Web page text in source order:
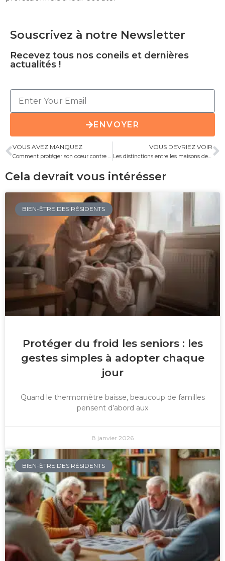
Souscrivez à notre Newsletter
Recevez tous nos coneils et dernières
actualités !
ENVOYER
VOUS AVEZ MANQUEZ
Comment protéger son cœur contre les maladies cardiovasculaires
VOUS DEVRIEZ VOIR
Les distinctions entre les maisons de retraite, les Ehpad et les Mapad
Cela devrait vous intérésser
BIEN-ÊTRE DES RÉSIDENTS
Protéger du froid les seniors : les
gestes simples à adopter chaque
jour
Quand le thermomètre baisse, beaucoup de familles
pensent d’abord aux
8 janvier 2026
BIEN-ÊTRE DES RÉSIDENTS